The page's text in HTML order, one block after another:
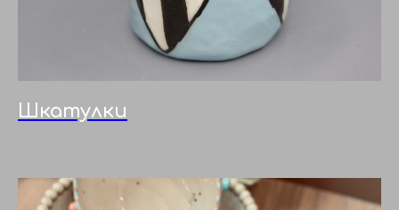
Шкатулки